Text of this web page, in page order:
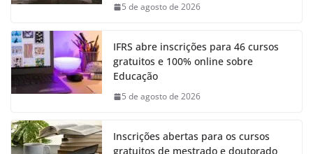
5 de agosto de 2026
IFRS abre inscrições para 46 cursos
gratuitos e 100% online sobre
Educação
5 de agosto de 2026
Inscrições abertas para os cursos
gratuitos de mestrado e doutorado